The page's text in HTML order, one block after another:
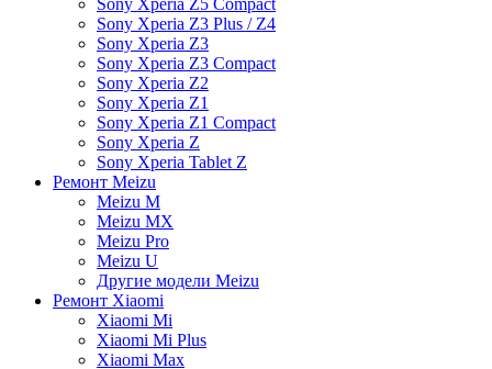
Sony Xperia Z3 Plus / Z4
Sony Xperia Z3
Sony Xperia Z3 Compact
Sony Xperia Z2
Sony Xperia Z1
Sony Xperia Z1 Compact
Sony Xperia Z
Sony Xperia Tablet Z
Ремонт Meizu
Meizu M
Meizu MX
Meizu Pro
Meizu U
Другие модели Meizu
Ремонт Xiaomi
Xiaomi Mi
Xiaomi Mi Plus
Xiaomi Max